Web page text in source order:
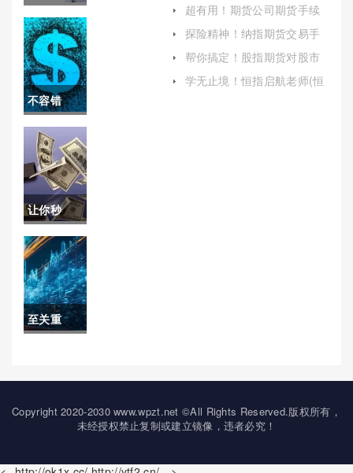
美原油操
作(美黄金
原油期货
技术分析)
不容错
过！伦敦
国际黄金
期货（全
球金融市
场的黄金
标准）
让你秒
懂！期货
白银手续
费8块(国
泰君安期
至关重
期货喊单
平台(国际
一览表)
超有用！期货公司期货手续
算)
探险精神！纳指期货交易手
策略)
帮你搞定！股指期货对股市
市)
学无止境！恒指启航老师(恒
Copyright 2020-2030 www.wpzt.net ©All Rights Reserved.版权所有，
未经授权禁止复制或建立镜像，违者必究！